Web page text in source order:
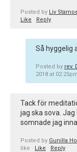
Posted by Liv
Like
Reply
Så hyggelig
Posted by rev.
2018 at
Tack för
jag ska sova.
somnade jag
Posted by Gunilla
like · Like Reply